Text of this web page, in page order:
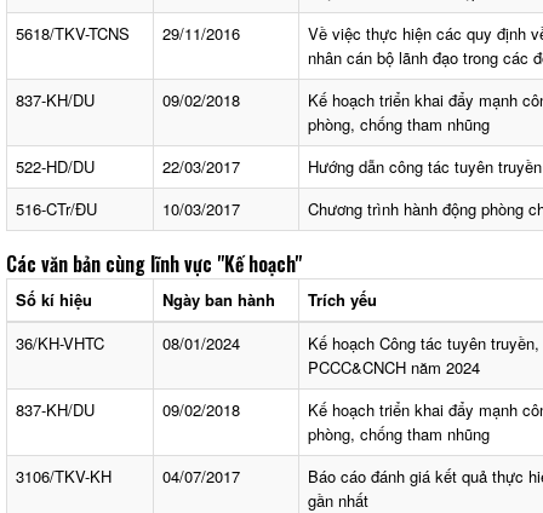
5618/TKV-TCNS
29/11/2016
Về việc thực hiện các quy định
nhân cán bộ lãnh đạo trong các
837-KH/DU
09/02/2018
Kế hoạch triển khai đẩy mạnh
phòng, chống tham nhũng
522-HD/DU
22/03/2017
Hướng dẫn công tác tuyên
516-CTr/ĐU
10/03/2017 Chương trình hành động phòng
Các văn bản cùng lĩnh vực "Kế hoạch"
Số kí hiệu Ngày ban hành
Trích yếu
36/KH-VHTC
08/01/2024
Kế hoạch Công tác tuyên
PCCC&CNCH năm 2024
837-KH/DU
09/02/2018
Kế hoạch triển khai đẩy mạnh
phòng, chống tham nhũng
3106/TKV-KH
04/07/2017
Báo cáo đánh giá kết quả thực
gần nhất